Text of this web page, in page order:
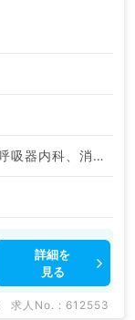
一般内科、循環器内科、呼吸器内科、消化器内科、内分泌・代謝内科
詳細を
見る
求人No. : 612553